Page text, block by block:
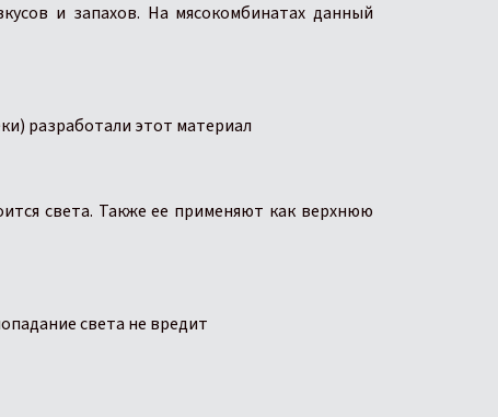
и запахов. На мясокомбинатах данный
разработали этот материал
света. Также ее применяют как верхнюю
света не вредит